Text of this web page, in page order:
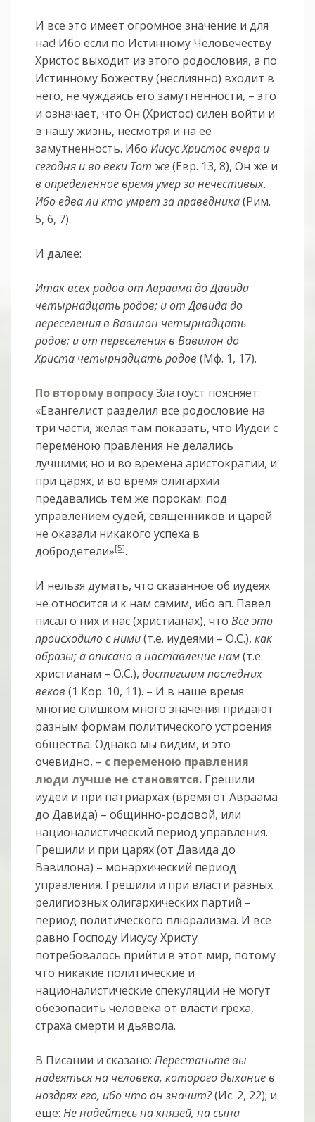
И все это имеет огромное значение и для
нас! Ибо если по Истинному Человечеству
Христос выходит из этого родословия, а по
Истинному Божеству (неслиянно) входит в
него, не чуждаясь его замутненности, – это
и означает, что Он (Христос) силен войти и
в нашу жизнь, несмотря и на ее
замутненность. ИбоИисус Христос вчера и
сегодня и во веки Тот же(Евр. 13, 8), Он же и
в определенное время умер за нечестивых.
Ибо едва ли кто умрет за праведника(Рим.
5, 6, 7).
И далее:
Итак всех родов от Авраама до Давида
четырнадцать родов; и от Давида до
переселения в Вавилон четырнадцать
родов; и от переселения в Вавилон до
Христа четырнадцать родов (Мф. 1, 17).
По второму вопросуЗлатоуст поясняет:
«Евангелист разделил все родословие на
три части, желая там показать, что Иудеи с
переменою правления не делались
лучшими; но и во времена аристократии, и
при царях, и во время олигархии
предавались тем же порокам: под
управлением судей, священников и царей
не оказали никакого успеха в
добродетели»[5].
И нельзя думать, что сказанное об иудеях
не относится и к нам самим, ибо ап. Павел
писал о них и нас (христианах), чтоВсе это
происходило с ними(т.е. иудеями – О.С.),как
образы; а описано в наставление нам(т.е.
христианам – О.С.),достигшим последних
веков (1 Кор. 10, 11). – И в наше время
многие слишком много значения придают
разным формам политического устроения
общества. Однако мы видим, и это
очевидно, – с переменою правления
люди лучше не становятся. Грешили
иудеи и при патриархах (время от Авраама
до Давида) – общинно-родовой, или
националистический период управления.
Грешили и при царях (от Давида до
Вавилона) – монархический период
управления. Грешили и при власти разных
религиозных олигархических партий –
период политического плюрализма. И все
равно Господу Иисусу Христу
потребовалось прийти в этот мир, потому
что никакие политические и
националистические спекуляции не могут
обезопасить человека от власти греха,
страха смерти и дьявола.
В Писании и сказано:Перестаньте вы
надеяться на человека, которого дыхание в
ноздрях его, ибо что он значит?(Ис. 2, 22); и
еще:Не надейтесь на князей, на сына